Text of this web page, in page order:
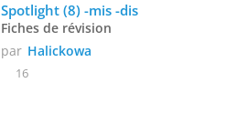
Spotlight (8) -mis -dis
Fiches de révision
par Halickowa
16